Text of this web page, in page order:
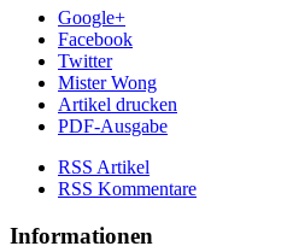
Google+
Facebook
Twitter
Mister Wong
Artikel drucken
PDF-Ausgabe
RSS Artikel
RSS Kommentare
Informationen